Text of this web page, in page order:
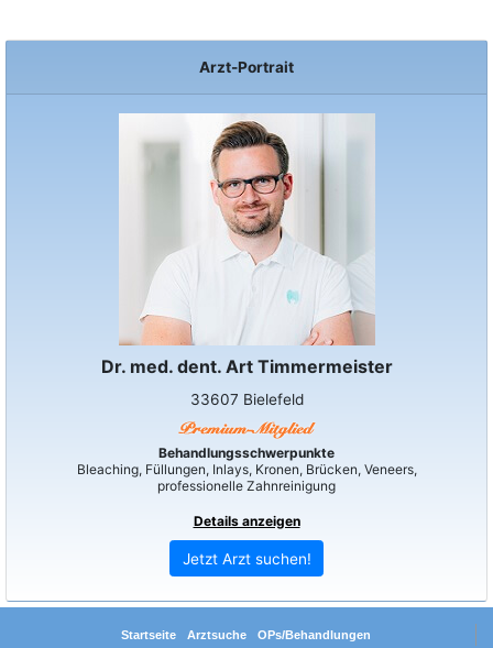
Arzt-Portrait
Dr. med. dent. Art Timmermeister
33607 Bielefeld
Behandlungsschwerpunkte
Bleaching, Füllungen, Inlays, Kronen, Brücken, Veneers,
professionelle Zahnreinigung
Details anzeigen
Jetzt Arzt suchen!
Startseite Arztsuche OPs/Behandlungen